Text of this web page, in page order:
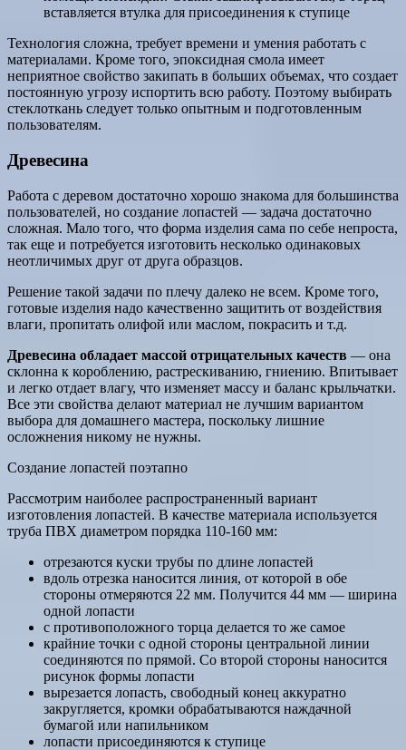
вставляется втулка для присоединения к ступице
Технология сложна, требует времени и умения работать с
материалами. Кроме того, эпоксидная смола имеет
неприятное свойство закипать в больших объемах, что создает
постоянную угрозу испортить всю работу. Поэтому выбирать
стеклоткань следует только опытным и подготовленным
пользователям.
Древесина
Работа с деревом достаточно хорошо знакома для большинства
пользователей, но создание лопастей — задача достаточно
сложная. Мало того, что форма изделия сама по себе непроста,
так еще и потребуется изготовить несколько одинаковых
неотличимых друг от друга образцов.
Решение такой задачи по плечу далеко не всем. Кроме того,
готовые изделия надо качественно защитить от воздействия
влаги, пропитать олифой или маслом, покрасить и т.д.
Древесина обладает массой отрицательных качеств — она
склонна к короблению, растрескиванию, гниению. Впитывает
и легко отдает влагу, что изменяет массу и баланс крыльчатки.
Все эти свойства делают материал не лучшим вариантом
выбора для домашнего мастера, поскольку лишние
осложнения никому не нужны.
Создание лопастей поэтапно
Рассмотрим наиболее распространенный вариант
изготовления лопастей. В качестве материала используется
труба ПВХ диаметром порядка 110-160 мм:
отрезаются куски трубы по длине лопастей
вдоль отрезка наносится линия, от которой в обе
стороны отмеряются 22 мм. Получится 44 мм — ширина
одной лопасти
с противоположного торца делается то же самое
крайние точки с одной стороны центральной линии
соединяются по прямой. Со второй стороны наносится
рисунок формы лопасти
вырезается лопасть, свободный конец аккуратно
закругляется, кромки обрабатываются наждачной
бумагой или напильником
лопасти присоединяются к ступице